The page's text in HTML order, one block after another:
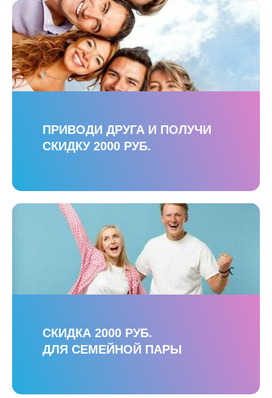
ПРИВОДИ ДРУГА И ПОЛУЧИ
СКИДКУ 2000 РУБ.
СКИДКА 2000 РУБ.
ДЛЯ СЕМЕЙНОЙ ПАРЫ